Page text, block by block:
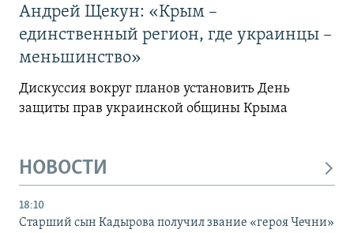
Андрей Щекун: «Крым –
единственный регион, где украинцы –
меньшинство»
Дискуссия вокруг планов установить День
защиты прав украинской общины Крыма
НОВОСТИ
18:10
Старший сын Кадырова получил звание «героя Чечни»